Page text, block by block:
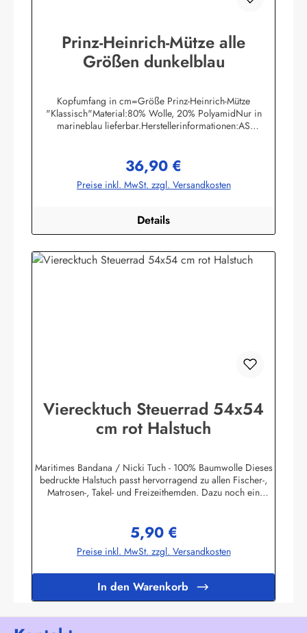
Prinz-Heinrich-Mütze alle
Größen dunkelblau
Kopfumfang in cm=Größe Prinz-Heinrich-Mütze
"Klassisch"Material:80% Wolle, 20% PolyamidNur in
marineblau lieferbar.Herstellerinformationen:AS
Regulärer Preis:
36,90 €
Preise inkl. MwSt. zzgl. Versandkosten
Details
Vierecktuch Steuerrad 54x54
cm rot Halstuch
Maritimes Bandana / Nicki Tuch - 100% Baumwolle Dieses
bedruckte Halstuch passt hervorragend zu allen Fischer-,
Matrosen-, Takel- und Freizeithemden. Dazu noch ein
Bekleidungswerk GmbHHeglitzer Str. 1226409
Wittmundinfo@modas-bekleidung.de
Regulärer Preis:
5,90 €
Preise inkl. MwSt. zzgl. Versandkosten
In den Warenkorb